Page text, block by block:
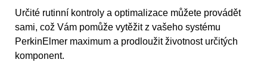
Určité rutinní kontroly a optimalizace můžete provádět
sami, což Vám pomůže vytěžit z vašeho systému
PerkinElmer maximum a prodloužit životnost určitých
komponent.